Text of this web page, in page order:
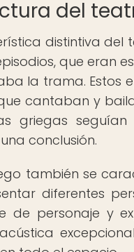
del
distintiva del
que eran
la trama. Estos
cantaban y
griegas
conclusión.
también se
diferentes
de personaje y